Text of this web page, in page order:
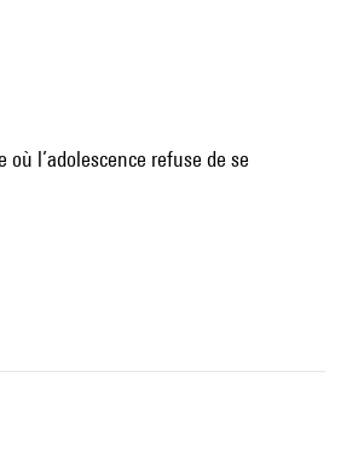
l’adolescence refuse de se